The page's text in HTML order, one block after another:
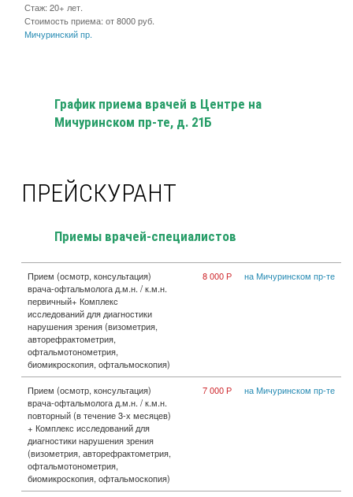
Стаж: 20+ лет.
Стоимость приема: от 8000 руб.
Мичуринский пр.
График приема врачей в Центре на
Мичуринском пр-те, д. 21Б
ПРЕЙСКУРАНТ
Приемы врачей-специалистов
Прием (осмотр, консультация)
врача-офтальмолога д.м.н. / к.м.н.
первичный+ Комплекс
исследований для диагностики
нарушения зрения (визометрия,
авторефрактометрия,
офтальмотонометрия,
биомикроскопия, офтальмоскопия)
8 000 Р на Мичуринском пр-те
Прием (осмотр, консультация)
врача-офтальмолога д.м.н. / к.м.н.
повторный (в течение 3-х месяцев)
+ Комплекс исследований для
диагностики нарушения зрения
(визометрия, авторефрактометрия,
офтальмотонометрия,
биомикроскопия, офтальмоскопия)
7 000 Р на Мичуринском пр-те